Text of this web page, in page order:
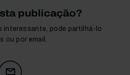
publicação?
interessante, pode partilhá-lo
ou por email.